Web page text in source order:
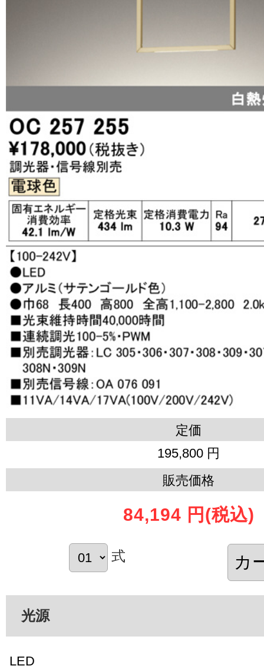
定価
195,800 円
販売価格
84,194 円 (税込)
式
光源
LED